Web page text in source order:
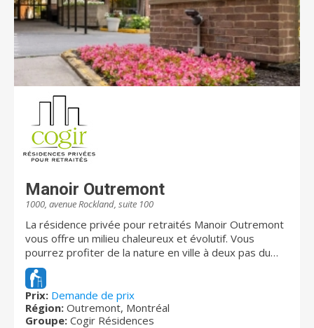
Manoir Outremont
1000, avenue Rockland, suite 100
La résidence privée pour retraités Manoir Outremont
vous offre un milieu chaleureux et évolutif. Vous
pourrez profiter de la nature en ville à deux pas du
Mont-Royal. Au cours de la belle saison, retrouvez-
vous sur l’une des deux magnifiques terrasses
aménagées afin de jouir de la belle cour intérieure
fleurie, des jardins et des grands arbres entourant la
résidence.
Prix: Demande de prix
Région: Outremont, Montréal
Groupe: Cogir Résidences